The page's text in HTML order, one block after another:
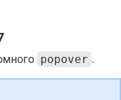
popover .